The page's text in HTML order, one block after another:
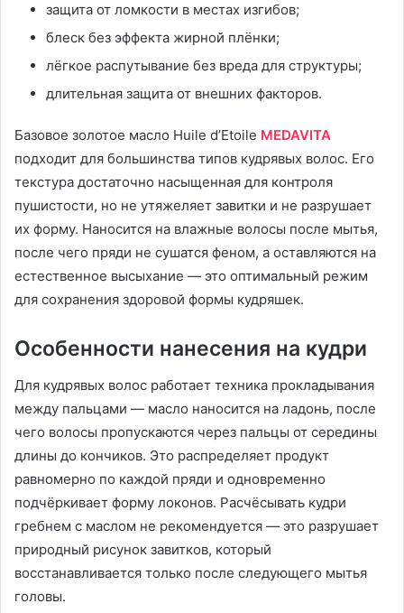
защита от ломкости в местах изгибов;
блеск без эффекта жирной плёнки;
лёгкое распутывание без вреда для структуры;
длительная защита от внешних факторов.
Базовое золотое масло Huile d’Etoile MEDAVITA
подходит для большинства типов кудрявых волос. Его
текстура достаточно насыщенная для контроля
пушистости, но не утяжеляет завитки и не разрушает
их форму. Наносится на влажные волосы после мытья,
после чего пряди не сушатся феном, а оставляются на
естественное высыхание — это оптимальный режим
для сохранения здоровой формы кудряшек.
Особенности нанесения на кудри
Для кудрявых волос работает техника прокладывания
между пальцами — масло наносится на ладонь, после
чего волосы пропускаются через пальцы от середины
длины до кончиков. Это распределяет продукт
равномерно по каждой пряди и одновременно
подчёркивает форму локонов. Расчёсывать кудри
гребнем с маслом не рекомендуется — это разрушает
природный рисунок завитков, который
восстанавливается только после следующего мытья
головы.